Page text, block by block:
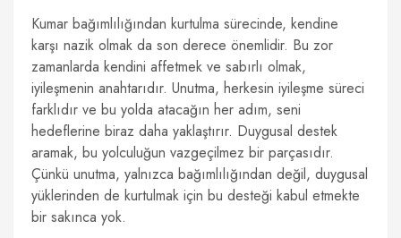
Kumar bağımlılığından kurtulma sürecinde, kendine
karşı nazik olmak da son derece önemlidir. Bu zor
zamanlarda kendini affetmek ve sabırlı olmak,
iyileşmenin anahtarıdır. Unutma, herkesin iyileşme süreci
farklıdır ve bu yolda atacağın her adım, seni
hedeflerine biraz daha yaklaştırır. Duygusal destek
aramak, bu yolculuğun vazgeçilmez bir parçasıdır.
Çünkü unutma, yalnızca bağımlılığından değil, duygusal
yüklerinden de kurtulmak için bu desteği kabul etmekte
bir sakınca yok.